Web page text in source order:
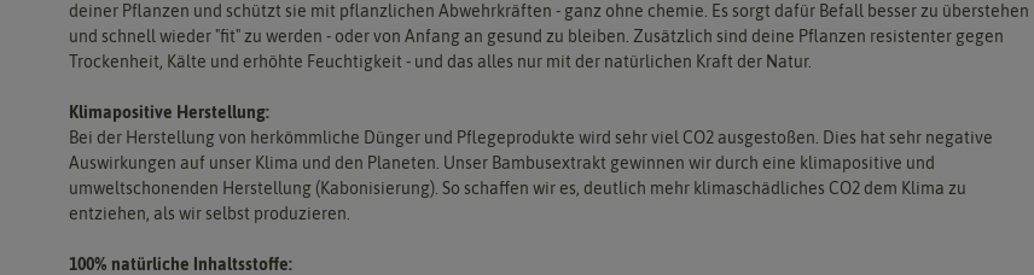
deiner Pflanzen und schützt sie mit pflanzlichen Abwehrkräften - ganz ohne chemie. Es sorgt dafür Befall besser zu überstehen
und schnell wieder "fit" zu werden - oder von Anfang an gesund zu bleiben. Zusätzlich sind deine Pflanzen resistenter gegen
Trockenheit, Kälte und erhöhte Feuchtigkeit - und das alles nur mit der natürlichen Kraft der Natur.
Klimapositive Herstellung:
Bei der Herstellung von herkömmliche Dünger und Pflegeprodukte wird sehr viel CO2 ausgestoßen. Dies hat sehr negative
Auswirkungen auf unser Klima und den Planeten. Unser Bambusextrakt gewinnen wir durch eine klimapositive und
umweltschonenden Herstellung (Kabonisierung). So schaffen wir es, deutlich mehr klimaschädliches CO2 dem Klima zu
entziehen, als wir selbst produzieren.
100% natürliche Inhaltsstoffe: